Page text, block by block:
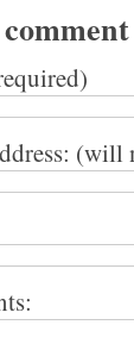
(will